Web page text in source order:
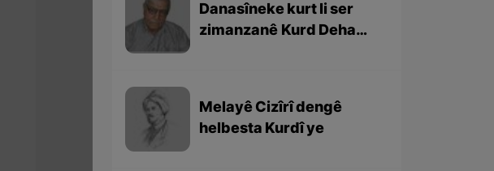
Danasîneke kurt li ser
zimanzanê Kurd Deham
Melayê Cizîrî dengê
helbesta Kurdî ye